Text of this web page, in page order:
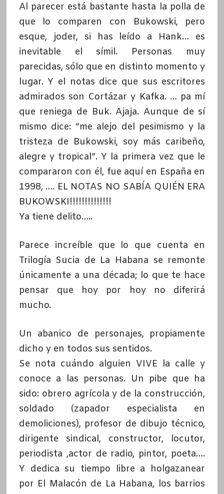
Al parecer está bastante hasta la polla de
que lo comparen con Bukowski, pero
esque, joder, si has leído a Hank… es
inevitable el símil. Personas muy
parecidas, sólo que en distinto momento y
lugar. Y el notas dice que sus escritores
admirados son Cortázar y Kafka. … pa mí
que reniega de Buk. Ajaja. Aunque de sí
mismo dice: “me alejo del pesimismo y la
tristeza de Bukowski, soy más caribeño,
alegre y tropical”. Y la primera vez que le
compararon con él, fue aquí en España en
1998, …. EL NOTAS NO SABÍA QUIÉN ERA
BUKOWSKI!!!!!!!!!!!!!!
Ya tiene delito…..
Parece increíble que lo que cuenta en
Trilogía Sucia de La Habana se remonte
únicamente a una década; lo que te hace
pensar que hoy por hoy no diferirá
mucho.
Un abanico de personajes, propiamente
dicho y en todos sus sentidos.
Se nota cuándo alguien VIVE la calle y
conoce a las personas. Un pibe que ha
sido: obrero agrícola y de la construcción,
soldado (zapador especialista en
demoliciones), profesor de dibujo técnico,
dirigente sindical, constructor, locutor,
periodista ,actor de radio, pintor, poeta….
Y dedica su tiempo libre a holgazanear
por El Malacón de La Habana, los barrios